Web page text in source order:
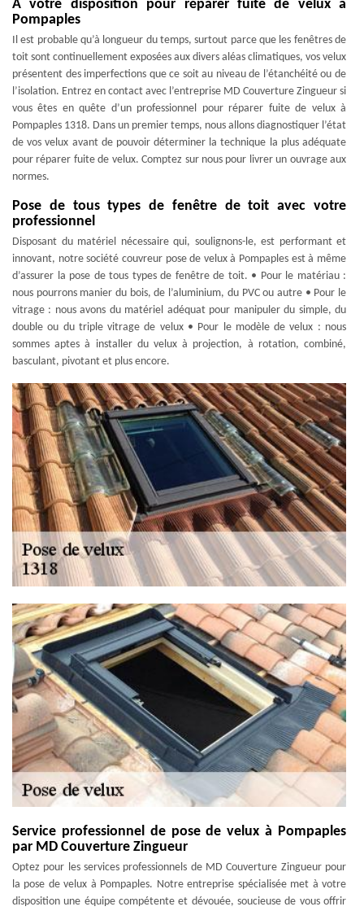
A votre disposition pour réparer fuite de velux à
Pompaples
Il est probable qu’à longueur du temps, surtout parce que les fenêtres de
toit sont continuellement exposées aux divers aléas climatiques, vos velux
présentent des imperfections que ce soit au niveau de l’étanchéité ou de
l’isolation. Entrez en contact avec l’entreprise MD Couverture Zingueur si
vous êtes en quête d’un professionnel pour réparer fuite de velux à
Pompaples 1318. Dans un premier temps, nous allons diagnostiquer l’état
de vos velux avant de pouvoir déterminer la technique la plus adéquate
pour réparer fuite de velux. Comptez sur nous pour livrer un ouvrage aux
normes.
Pose de tous types de fenêtre de toit avec votre
professionnel
Disposant du matériel nécessaire qui, soulignons-le, est performant et
innovant, notre société couvreur pose de velux à Pompaples est à même
d’assurer la pose de tous types de fenêtre de toit. • Pour le matériau :
nous pourrons manier du bois, de l’aluminium, du PVC ou autre • Pour le
vitrage : nous avons du matériel adéquat pour manipuler du simple, du
double ou du triple vitrage de velux • Pour le modèle de velux : nous
sommes aptes à installer du velux à projection, à rotation, combiné,
basculant, pivotant et plus encore.
Service professionnel de pose de velux à Pompaples
par MD Couverture Zingueur
Optez pour les services professionnels de MD Couverture Zingueur pour
la pose de velux à Pompaples. Notre entreprise spécialisée met à votre
disposition une équipe compétente et dévouée, soucieuse de vous offrir